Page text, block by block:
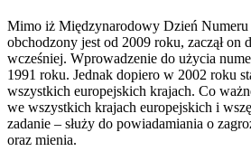
Mimo iż Międzynarodowy Dzień
obchodzony jest od 2009 roku, zaczął on
wcześniej. Wprowadzenie do użycia
1991 roku. Jednak dopiero w 2002 roku
wszystkich europejskich krajach. Co
we wszystkich krajach europejskich i
zadanie – służy do powiadamiania o
oraz mienia.